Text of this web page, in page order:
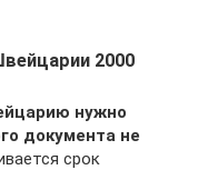
2000
нужно
документа не
срок